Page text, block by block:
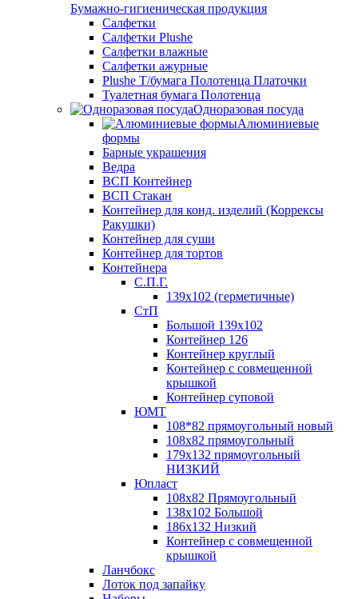
Бумажно-гигиеническая продукция
Салфетки
Салфетки Plushe
Салфетки влажные
Салфетки ажурные
Plushe Т/бумага Полотенца Платочки
Туалетная бумага Полотенца
Одноразовая посуда
Алюминиевые
формы
Барные украшения
Ведра
ВСП Контейнер
ВСП Стакан
Контейнер для конд. изделий (Коррексы
Ракушки)
Контейнер для суши
Контейнер для тортов
Контейнера
С.П.Г.
139х102 (герметичные)
СтП
Большой 139х102
Контейнер 126
Контейнер круглый
Контейнер с совмещенной
крышкой
Контейнер суповой
ЮМТ
108*82 прямоугольный новый
108х82 прямоугольный
179х132 прямоугольный
НИЗКИЙ
Юпласт
108х82 Прямоугольный
138х102 Большой
186х132 Низкий
Контейнер с совмещенной
крышкой
Ланчбокс
Лоток под запайку